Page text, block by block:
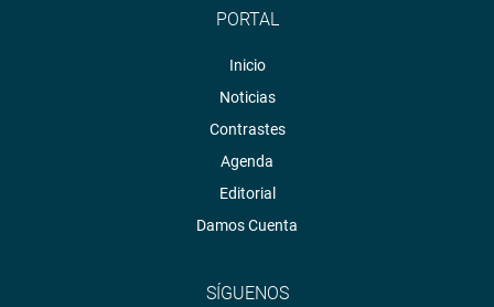
PORTAL
Inicio
Noticias
Contrastes
Agenda
Editorial
Damos Cuenta
SÍGUENOS